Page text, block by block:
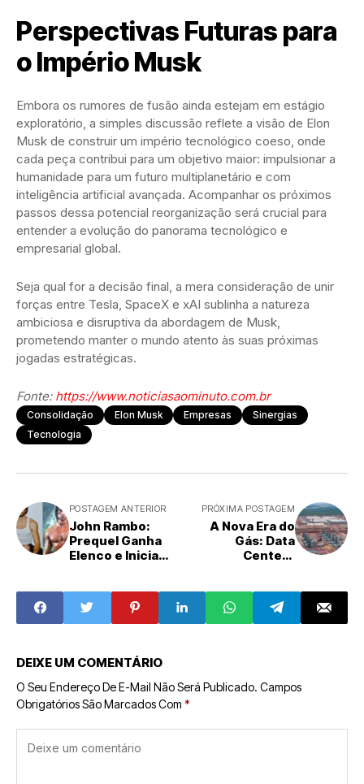
Perspectivas Futuras para
o Império Musk
Embora os rumores de fusão ainda estejam em estágio
exploratório, a simples discussão reflete a visão de Elon
Musk de construir um império tecnológico coeso, onde
cada peça contribui para um objetivo maior: impulsionar a
humanidade para um futuro multiplanetário e com
inteligência artificial avançada. Acompanhar os próximos
passos dessa potencial reorganização será crucial para
entender a evolução do panorama tecnológico e
empresarial global.
Seja qual for a decisão final, a mera consideração de unir
forças entre Tesla, SpaceX e xAI sublinha a natureza
ambiciosa e disruptiva da abordagem de Musk,
prometendo manter o mundo atento às suas próximas
jogadas estratégicas.
Fonte: https://www.noticiasaominuto.com.br
Consolidação Elon Musk Empresas
Sinergias
Tecnologia
POSTAGEM ANTERIOR
John Rambo:
Prequel Ganha
Elenco e Inicia
Origens do Ícone
de Ação
PRÓXIMA POSTAGEM
A Nova Era do
Gás: Data
Centers
Energética e
Dilemas
Climáticos
DEIXE UM COMENTÁRIO
O Seu Endereço De E-Mail Não Será Publicado. Campos
Obrigatórios São Marcados Com *